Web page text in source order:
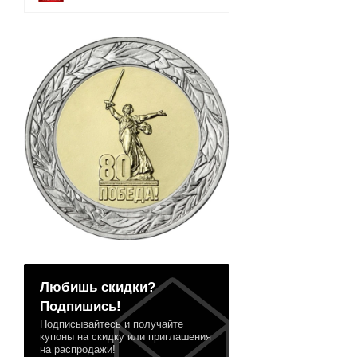
Любишь скидки?
Подпишись!
Подписывайтесь и получайте
купоны на скидку или приглашения
на распродажи!